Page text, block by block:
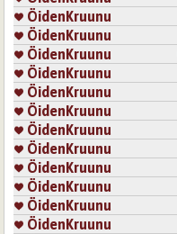
ÖidenKruunu
ÖidenKruunu
ÖidenKruunu
ÖidenKruunu
ÖidenKruunu
ÖidenKruunu
ÖidenKruunu
ÖidenKruunu
ÖidenKruunu
ÖidenKruunu
ÖidenKruunu
ÖidenKruunu